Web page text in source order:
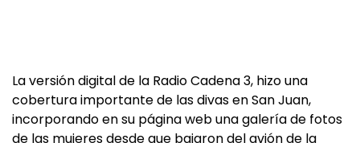
La versión digital de la Radio Cadena 3, hizo una
cobertura importante de las divas en San Juan,
incorporando en su página web una galería de fotos
de las mujeres desde que bajaron del avión de la